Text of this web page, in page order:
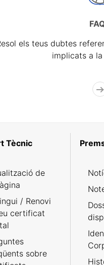
els teus dubtes
implicats a
Tècnic
de
/ Renovi
certificat
sobre